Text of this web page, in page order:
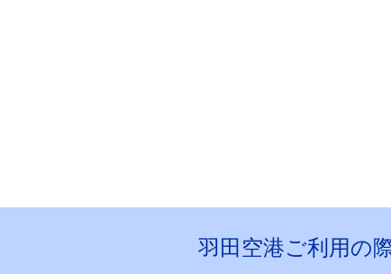
羽田空港ご利用の